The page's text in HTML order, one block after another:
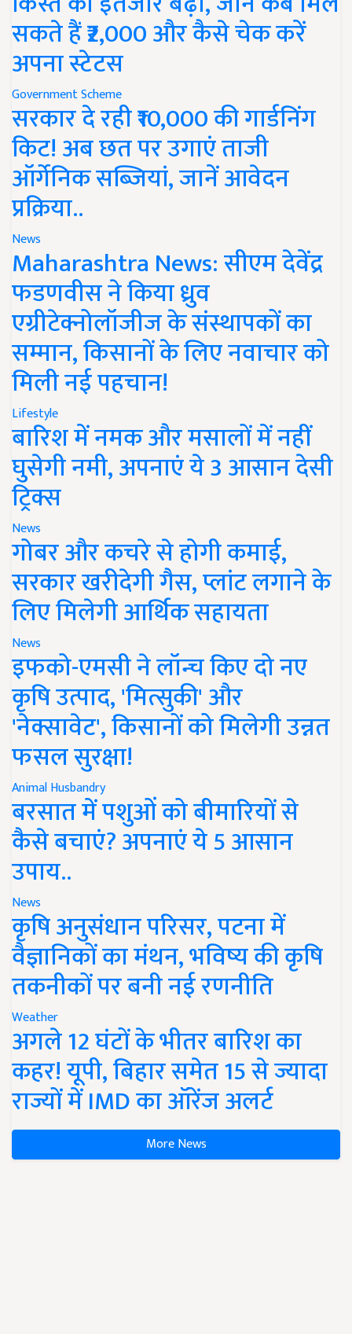
सकते हैं ₹2,000 और कैसे चेक करें
अपना स्टेटस
Government Scheme
सरकार दे रही ₹10,000 की गार्डनिंग
किट! अब छत पर उगाएं ताजी
ऑर्गेनिक सब्जियां, जानें आवेदन
प्रक्रिया..
News
Maharashtra News: सीएम देवेंद्र
फडणवीस ने किया ध्रुव
एग्रीटेक्नोलॉजीज के संस्थापकों का
सम्मान, किसानों के लिए नवाचार को
मिली नई पहचान!
Lifestyle
बारिश में नमक और मसालों में नहीं
घुसेगी नमी, अपनाएं ये 3 आसान देसी
ट्रिक्स
News
गोबर और कचरे से होगी कमाई,
सरकार खरीदेगी गैस, प्लांट लगाने के
लिए मिलेगी आर्थिक सहायता
News
इफको-एमसी ने लॉन्च किए दो नए
कृषि उत्पाद, 'मित्सुकी' और
'नेक्सावेट', किसानों को मिलेगी उन्नत
फसल सुरक्षा!
Animal Husbandry
बरसात में पशुओं को बीमारियों से
कैसे बचाएं? अपनाएं ये 5 आसान
उपाय..
News
कृषि अनुसंधान परिसर, पटना में
वैज्ञानिकों का मंथन, भविष्य की कृषि
तकनीकों पर बनी नई रणनीति
Weather
अगले 12 घंटों के भीतर बारिश का
कहर! यूपी, बिहार समेत 15 से ज्यादा
राज्यों में IMD का ऑरेंज अलर्ट
More News